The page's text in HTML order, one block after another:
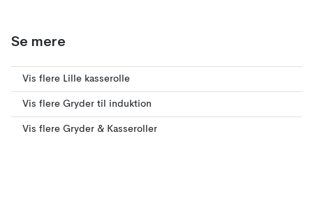
Se mere
Vis flere Lille kasserolle
Vis flere Gryder til induktion
Vis flere Gryder & Kasseroller